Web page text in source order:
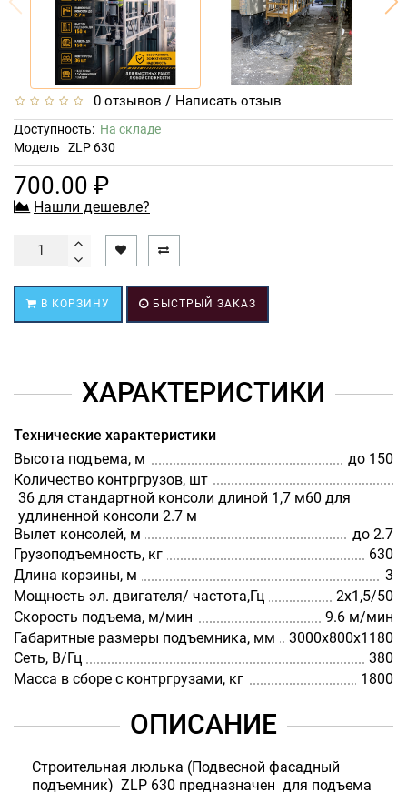
0 отзывов / Написать отзыв
Доступность: На складе
Модель
ZLP 630
700.00 ₽
Нашли дешевле?
В КОРЗИНУ БЫСТРЫЙ ЗАКАЗ
ХАРАКТЕРИСТИКИ
Технические характеристики
Высота подъема, м
до 150
Количество контргрузов, шт
36 для стандартной консоли длиной 1,7 м60 для
удлиненной консоли 2.7 м
Вылет консолей, м
до 2.7
Грузоподъемность, кг
630
Длина корзины, м
3
Мощность эл. двигателя/ частота,Гц
2х1,5/50
Скорость подъема, м/мин
9.6 м/мин
Габаритные размеры подъемника, мм
3000х800х1180
Сеть, В/Гц
380
Масса в сборе с контргрузами, кг
1800
ОПИСАНИЕ
Строительная люлька (Подвесной фасадный
подъемник) ZLP 630 предназначен для подъема